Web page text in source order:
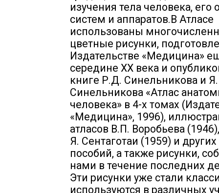
изучения тела человека, его
систем и аппаратов.В Атласе
использованы
цветные рисунки,
Издательстве «Медицина»
середине XX века и
книге Р.Д. Синельникова и
Синельникова «Атлас
человека» в 4-х томах
«Медицина», 1996),
атласов В.П. Воробьева
Я. Сентаготаи (1959) и
пособий, а также рисунки,
нами в течение последних
Эти рисунки уже стали
используются в различных